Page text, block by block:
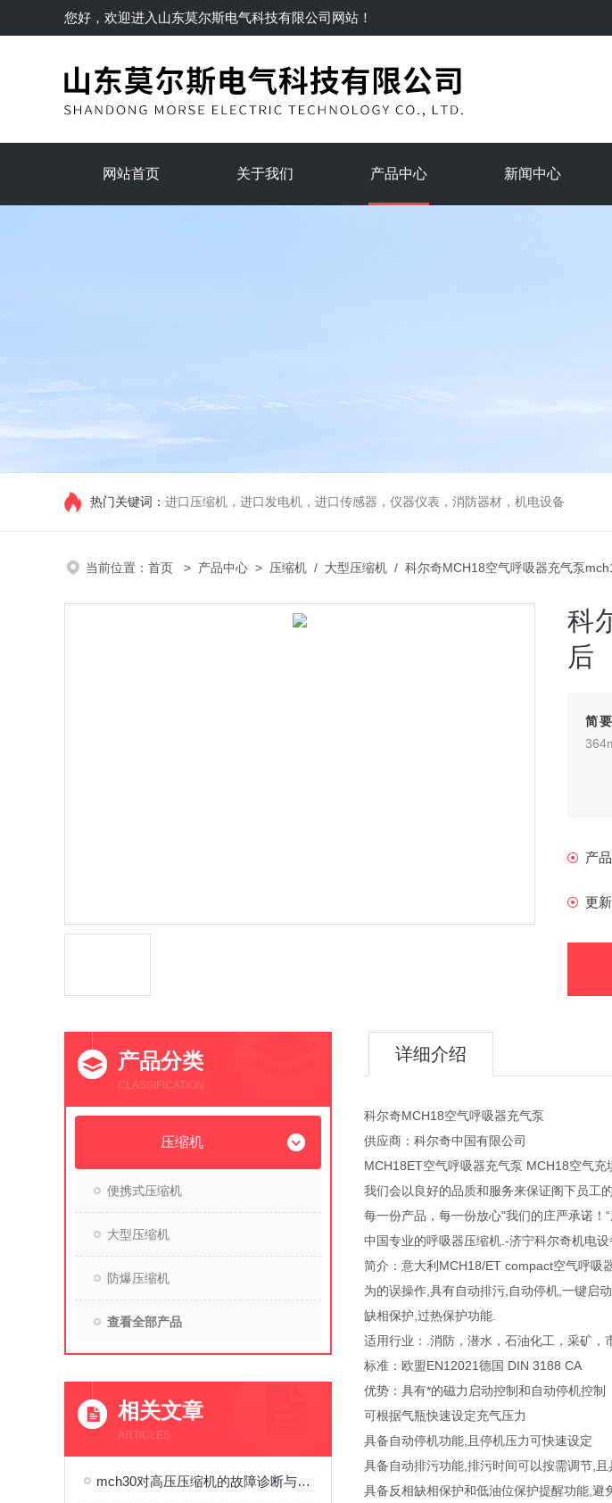
您好，欢迎进入 山东莫尔斯电气科技有限公司网站！
网站首页 关于我们 产品中心 新闻中心
热门关键词： 进口压缩机，进口发电机，进口传感器，仪器仪表，消防器材，机电设备
当前位置： 首页 > 产品中心 > 压缩机 / 大型压缩机 / 科尔奇MCH18空气呼吸器充气泵
科
后
简
产
更
产品分类
CLASSIFICATION
压缩机
便携式压缩机
大型压缩机
防爆压缩机
查看全部产品
相关文章
ARTICLES
mch30对高压压缩机的故障诊断与状态监测非常有利
详细介绍
科尔奇MCH18空气呼吸器充气泵
供应商：科尔奇中国有限公司
MCH18ET空气呼吸器充气泵 MCH18空气
我们会以良好的品质和服务来保证阁下员工
每一份产品，每一份放心"我们的庄严承诺！
中国专业的呼吸器压缩机.-济宁科尔奇机电
简介：意大利MCH18/ET compact空气呼吸
为的误操作,具有自动排污,自动停机,一键启
缺相保护,过热保护功能.
适用行业：.消防，潜水，石油化工，采矿，
标准：欧盟EN12021德国 DIN 3188 CA
优势：具有*的磁力启动控制和自动停机控制
可根据气瓶快速设定充气压力
具备自动停机功能,且停机压力可快速设定
具备自动排污功能,排污时间可以按需调节,
具备反相缺相保护和低油位保护提醒功能,避